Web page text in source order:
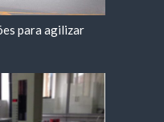
para agilizar